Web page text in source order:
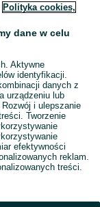
Polityka cookies,
dane w celu
Aktywne
identyfikacji.
danych z
urządzeniu lub
i ulepszanie
Tworzenie
efektywności
reklam.
treści.